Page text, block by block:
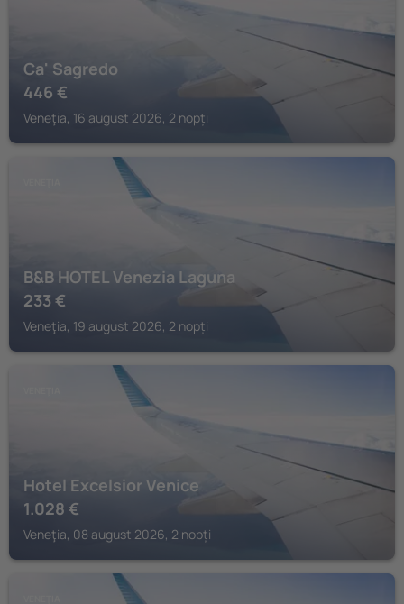
Ca' Sagredo
446 €
Veneţia, 16 august 2026, 2 nopți
B&B HOTEL Venezia Laguna
233 €
Veneţia, 19 august 2026, 2 nopți
Hotel Excelsior Venice
1.028 €
Veneţia, 08 august 2026, 2 nopți